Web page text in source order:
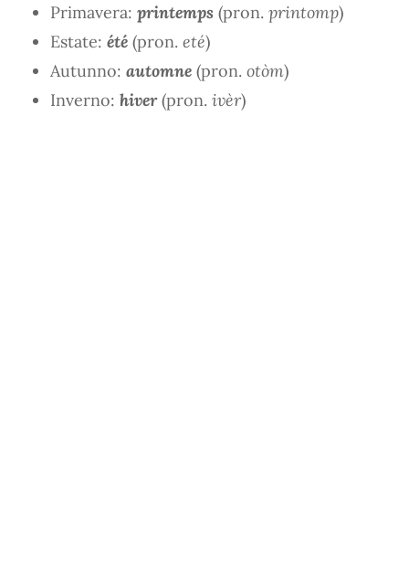
Primavera: printemps (pron. printomp)
Estate: été (pron. eté)
Autunno: automne (pron. otòm)
Inverno: hiver (pron. ivèr)